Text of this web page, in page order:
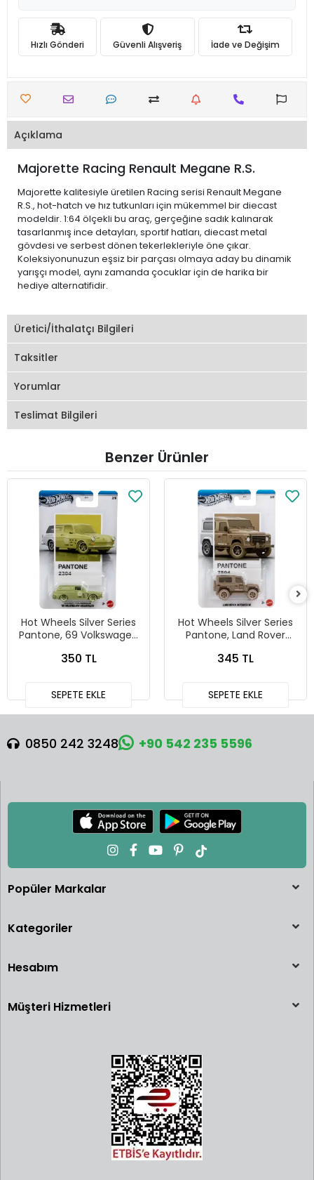
Hızlı Gönderi Güvenli Alışveriş İade ve Değişim
Açıklama
Majorette Racing Renault Megane R.S.
Majorette kalitesiyle üretilen Racing serisi Renault Megane
R.S., hot-hatch ve hız tutkunları için mükemmel bir diecast
modeldir. 1:64 ölçekli bu araç, gerçeğine sadık kalınarak
tasarlanmış ince detayları, sportif hatları, diecast metal
gövdesi ve serbest dönen tekerlekleriyle öne çıkar.
Koleksiyonunuzun eşsiz bir parçası olmaya aday bu dinamik
yarışçı model, aynı zamanda çocuklar için de harika bir
hediye alternatifidir.
Üretici/İthalatçı Bilgileri
Taksitler
Yorumlar
Teslimat Bilgileri
Benzer Ürünler
Hot Wheels Silver Series
Pantone, 69 Volkswagen
350 TL
SEPETE EKLE
Hot Wheels Silver Series
Pantone, Land Rover
345 TL
SEPETE EKLE
0850 242 3248 +90 542 235 5596
Popüler Markalar
Kategoriler
Hesabım
Müşteri Hizmetleri